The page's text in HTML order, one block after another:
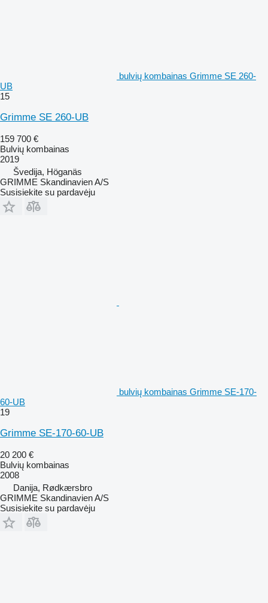
bulvių kombainas Grimme SE 260-
UB
15
Grimme SE 260-UB
159 700 €
Bulvių kombainas
2019
Švedija, Höganäs
GRIMME Skandinavien A/S
Susisiekite su pardavėju
bulvių kombainas Grimme SE-170-
60-UB
19
Grimme SE-170-60-UB
20 200 €
Bulvių kombainas
2008
Danija, Rødkærsbro
GRIMME Skandinavien A/S
Susisiekite su pardavėju